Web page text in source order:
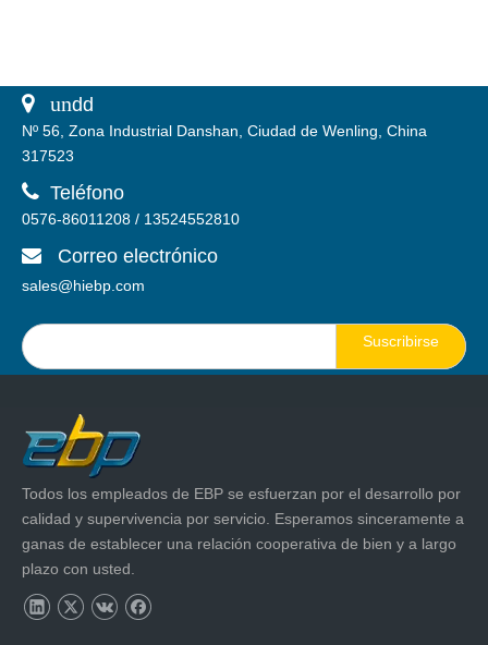
 undd
Nº 56, Zona Industrial Danshan, Ciudad de Wenling, China
317523
 Teléfono
0576-86011208 / 13524552810
 Correo electrónico
sales@hiebp.com
Suscribirse
Todos los empleados de EBP se esfuerzan por el desarrollo por
calidad y supervivencia por servicio. Esperamos sinceramente a
ganas de establecer una relación cooperativa de bien y a largo
plazo con usted.